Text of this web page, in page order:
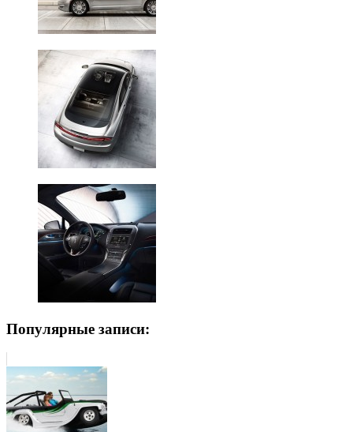
Популярные записи: